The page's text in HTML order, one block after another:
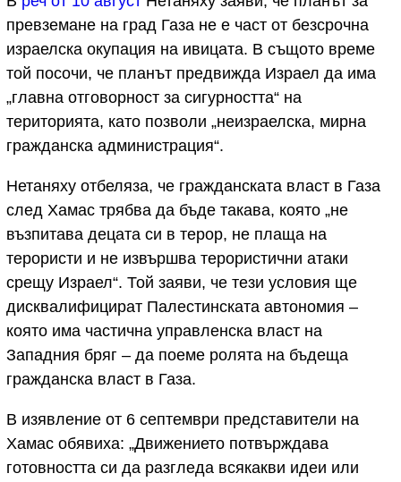
превземане на град Газа не е част от безсрочна
израелска окупация на ивицата. В същото време
той посочи, че планът предвижда Израел да има
„главна отговорност за сигурността“ на
територията, като позволи „неизраелска, мирна
гражданска администрация“.
Нетаняху отбеляза, че гражданската власт в Газа
след Хамас трябва да бъде такава, която „не
възпитава децата си в терор, не плаща на
терористи и не извършва терористични атаки
срещу Израел“. Той заяви, че тези условия ще
дисквалифицират Палестинската автономия –
която има частична управленска власт на
Западния бряг – да поеме ролята на бъдеща
гражданска власт в Газа.
В изявление от 6 септември представители на
Хамас обявиха: „Движението потвърждава
готовността си да разгледа всякакви идеи или